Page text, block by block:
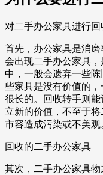
对二手办公家具进行回
首先，办公家具是消
会出现二手办公家具
中，一般会遗弃一些
些家具是没有价值的
很长的。回收转手则
立新的价值，不至于
市容造成污染或不美观
回收的二手办公家具
其次，二手办公家具